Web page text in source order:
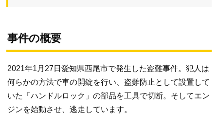
事件の概要
2021年1月27日愛知県西尾市で発生した盗難事件。犯人は
何らかの方法で車の開錠を行い、盗難防止として設置して
いた「ハンドルロック」の部品を工具で切断。そしてエン
ジンを始動させ、逃走しています。